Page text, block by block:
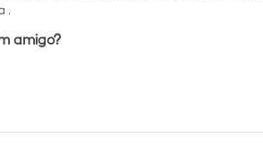
.
amigo?